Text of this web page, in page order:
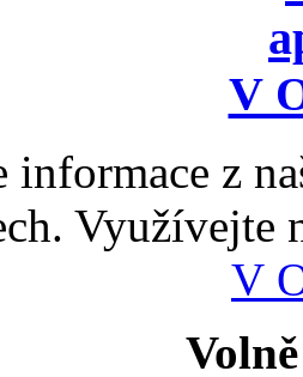
informace z
Využívejte
V